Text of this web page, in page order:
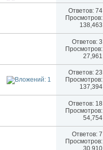
Ответов:74
Просмотров:
138,463
Ответов:3
Просмотров:
27,961
Ответов:23
Просмотров:
137,394
Ответов: 18
Просмотров:
54,754
Ответов:7
Просмотров: